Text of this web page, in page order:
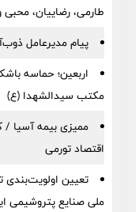
طارمی، رضاییان، محبی و ۱۲ ستاره لو
پیام مدیرعامل
اربعین؛ حماسه
مکتب سیدالشهدا (ع)
ممیزی بیمه آسیا /
اقتصاد تورمی
تعیین اولویت‌بندی
ملی صنایع پتروشیمی